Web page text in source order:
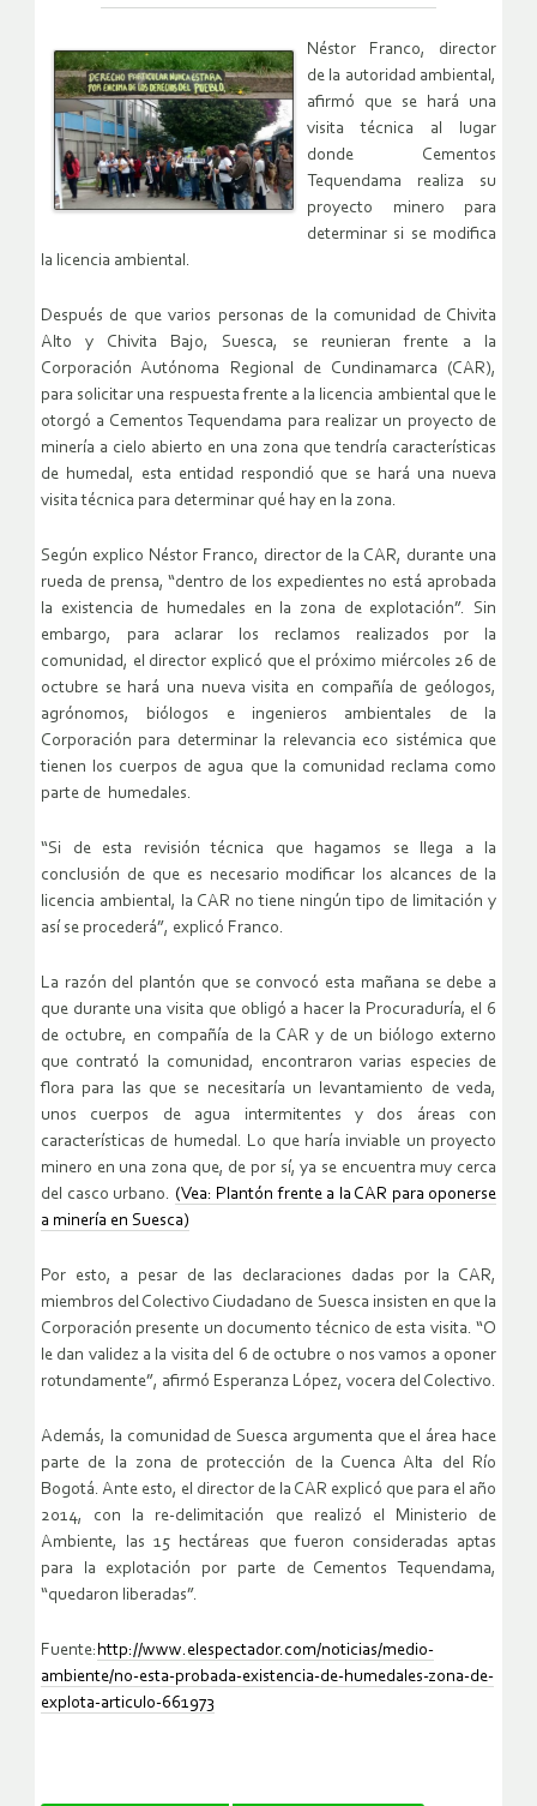
Néstor Franco, director
de la autoridad ambiental,
afirmó que se hará una
visita técnica al lugar
donde Cementos
Tequendama realiza su
proyecto minero para
determinar si se modifica
la licencia ambiental.
Después de que varios personas de la comunidad de Chivita
Alto y Chivita Bajo, Suesca, se reunieran frente a la
Corporación Autónoma Regional de Cundinamarca (CAR),
para solicitar una respuesta frente a la licencia ambiental que le
otorgó a Cementos Tequendama para realizar un proyecto de
minería a cielo abierto en una zona que tendría características
de humedal, esta entidad respondió que se hará una nueva
visita técnica para determinar qué hay en la zona.
Según explico Néstor Franco, director de la CAR, durante una
rueda de prensa, “dentro de los expedientes no está aprobada
la existencia de humedales en la zona de explotación”. Sin
embargo, para aclarar los reclamos realizados por la
comunidad, el director explicó que el próximo miércoles 26 de
octubre se hará una nueva visita en compañía de geólogos,
agrónomos, biólogos e ingenieros ambientales de la
Corporación para determinar la relevancia eco sistémica que
tienen los cuerpos de agua que la comunidad reclama como
parte de humedales.
“Si de esta revisión técnica que hagamos se llega a la
conclusión de que es necesario modificar los alcances de la
licencia ambiental, la CAR no tiene ningún tipo de limitación y
así se procederá”, explicó Franco.
La razón del plantón que se convocó esta mañana se debe a
que durante una visita que obligó a hacer la Procuraduría, el 6
de octubre, en compañía de la CAR y de un biólogo externo
que contrató la comunidad, encontraron varias especies de
flora para las que se necesitaría un levantamiento de veda,
unos cuerpos de agua intermitentes y dos áreas con
características de humedal. Lo que haría inviable un proyecto
minero en una zona que, de por sí, ya se encuentra muy cerca
del casco urbano. (Vea: Plantón frente a la CAR para oponerse
a minería en Suesca)
Por esto, a pesar de las declaraciones dadas por la CAR,
miembros del Colectivo Ciudadano de Suesca insisten en que la
Corporación presente un documento técnico de esta visita. “O
le dan validez a la visita del 6 de octubre o nos vamos a oponer
rotundamente”, afirmó Esperanza López, vocera del Colectivo.
Además, la comunidad de Suesca argumenta que el área hace
parte de la zona de protección de la Cuenca Alta del Río
Bogotá. Ante esto, el director de la CAR explicó que para el año
2014, con la re-delimitación que realizó el Ministerio de
Ambiente, las 15 hectáreas que fueron consideradas aptas
para la explotación por parte de Cementos Tequendama,
“quedaron liberadas”.
Fuente: http://www.elespectador.com/noticias/medio-
ambiente/no-esta-probada-existencia-de-humedales-zona-de-
explota-articulo-661973